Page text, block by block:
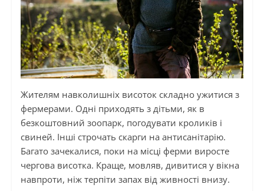
Жителям навколишніх висоток складно ужитися з
фермерами. Одні приходять з дітьми, як в
безкоштовний зоопарк, погодувати кроликів і
свиней. Інші строчать скарги на антисанітарію.
Багато зачекалися, поки на місці ферми виросте
чергова висотка. Краще, мовляв, дивитися у вікна
навпроти, ніж терпіти запах від живності внизу.